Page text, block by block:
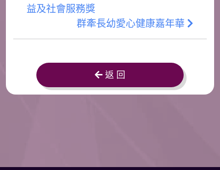
益及社會服務獎
群牽長幼愛心健康嘉年華
返 回